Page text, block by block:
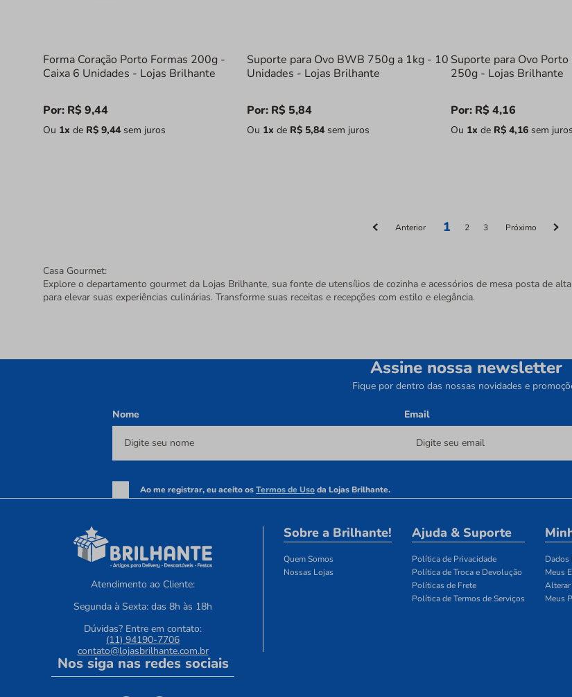
Forma Coração Porto Formas 200g -
Caixa 6 Unidades - Lojas Brilhante
Por: R$9,44
Ou 1x de R$ 9,44sem juros
Suporte para Ovo BWB 750g a 1kg - 10
Unidades - Lojas Brilhante
Por: R$ 5,84
Ou 1x de R$ 5,84sem juros
Suporte para Ovo
250g - Lojas Brilhante
Por: R$ 4,16
Ou 1x de R$ 4,16sem juros
Anterior 1 2 3 Próximo
Casa Gourmet:
Explore o departamento gourmet da Lojas Brilhante, sua fonte de utensílios de cozinha e acessórios de mesa posta de
para elevar suas experiências culinárias. Transforme suas receitas e recepções com estilo e elegância.
Assine nossa newsletter
Fique por dentro das nossas novidades e
Nome Email
Ao me registrar, eu aceito osTermos de Usoda Lojas Brilhante.
Atendimento ao Cliente:
Segunda à Sexta: das 8h às 18h
Dúvidas? Entre em contato:
(11) 94190-7706
contato@lojasbrilhante.com.br
Nos siga nas redes sociais
Sobre a Brilhante!
Quem Somos
Nossas Lojas
Ajuda & Suporte
Política de Privacidade
Política de Troca e Devolução
Políticas de Frete
Política de Termos de Serviços
Dados
Meus
Alterar
Meus